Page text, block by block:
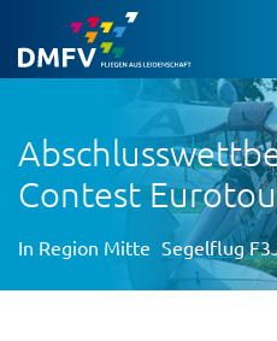
Contest
In Region Mitte Segelflug